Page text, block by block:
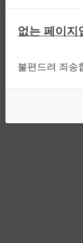
없는 페이지
불편드려 죄송